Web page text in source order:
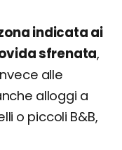
indicata ai
sfrenata,
alle
alloggi a
o piccoli B&B,